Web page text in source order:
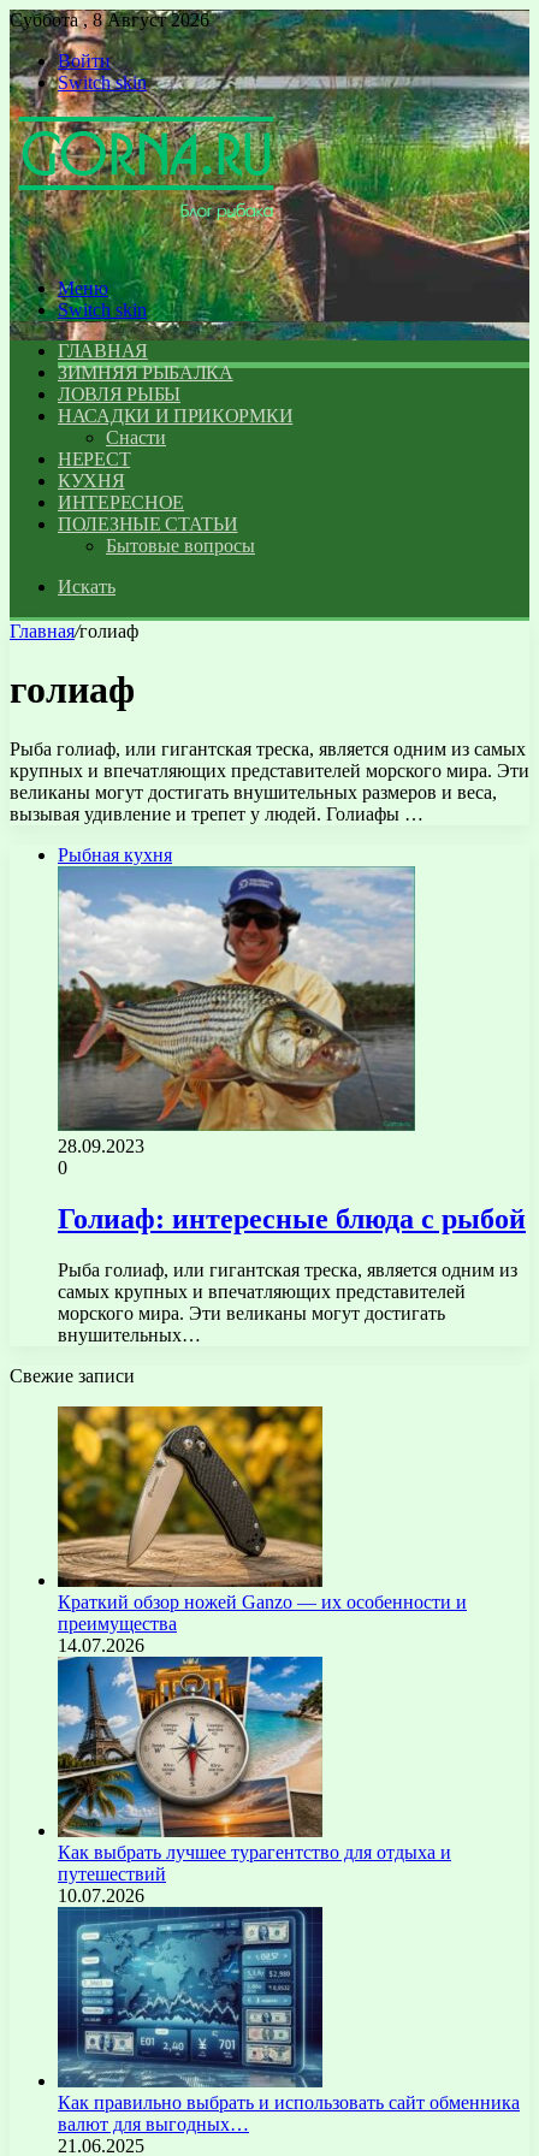
Суббота , 8 Август 2026
Войти
Switch skin
Меню
Switch skin
ГЛАВНАЯ
ЗИМНЯЯ РЫБАЛКА
ЛОВЛЯ РЫБЫ
НАСАДКИ И ПРИКОРМКИ
Снасти
НЕРЕСТ
КУХНЯ
ИНТЕРЕСНОЕ
ПОЛЕЗНЫЕ СТАТЬИ
Бытовые вопросы
Искать
Главная/голиаф
голиаф
Рыба голиаф, или гигантская треска, является одним из самых
крупных и впечатляющих представителей морского мира. Эти
великаны могут достигать внушительных размеров и веса,
вызывая удивление и трепет у людей. Голиафы …
Рыбная кухня
28.09.2023
0
Голиаф: интересные блюда с рыбой
Рыба голиаф, или гигантская треска, является одним из
самых крупных и впечатляющих представителей
морского мира. Эти великаны могут достигать
внушительных…
Свежие записи
Краткий обзор ножей Ganzo — их особенности и
преимущества
14.07.2026
Как выбрать лучшее турагентство для отдыха и
путешествий
10.07.2026
Как правильно выбрать и использовать сайт обменника
валют для выгодных…
21.06.2025